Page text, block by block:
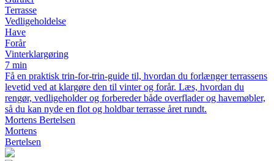
Terrasse
Vedligeholdelse
Have
Forår
Vinterklargøring
7 min
Få en praktisk trin-for-trin-guide til, hvordan du forlænger terrassens
levetid ved at klargøre den til vinter og forår. Læs, hvordan du
rengør, vedligeholder og forbereder både overflader og havemøbler,
så du kan nyde en flot og holdbar terrasse året rundt.
Mortens Bertelsen
Mortens
Bertelsen